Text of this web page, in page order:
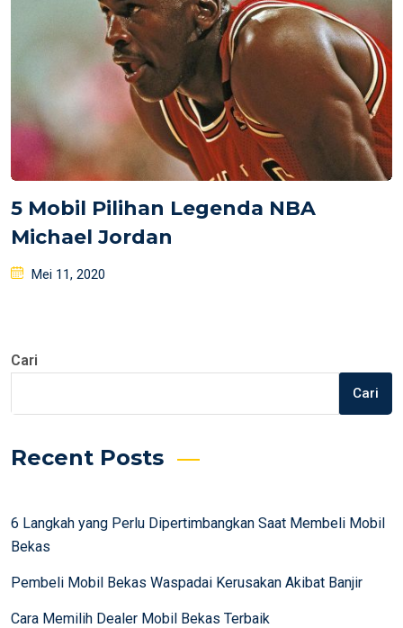
5 Mobil Pilihan Legenda NBA
Michael Jordan
Posted
Mei 11, 2020
Cari
Cari
Recent Posts
6 Langkah yang Perlu Dipertimbangkan Saat Membeli Mobil
Bekas
Pembeli Mobil Bekas Waspadai Kerusakan Akibat Banjir
Cara Memilih Dealer Mobil Bekas Terbaik